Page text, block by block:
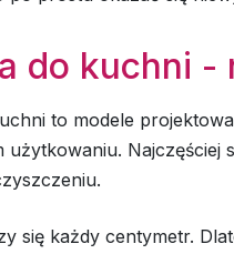
do kuchni
to modele
Najczęściej
się każdy centymetr.